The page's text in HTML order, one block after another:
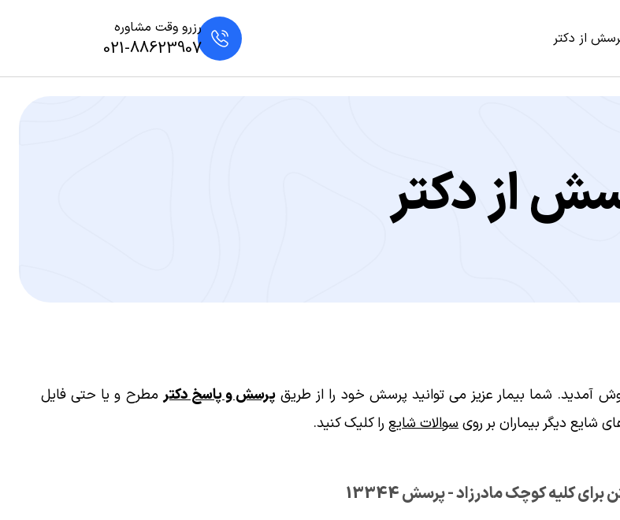
از دکتر
رزرو وقت مشاوره
021-88623907
از دکتر
آمدید. شما بیمار عزیز می توانید پرسش خود را از طریق پرسش و پاسخ دکتر مطرح و یا حتی فایل
دیگر بیماران بر رویسوالات شایع را کلیک کنید.
برای کلیه کوچک مادرزاد - پرسش 13344